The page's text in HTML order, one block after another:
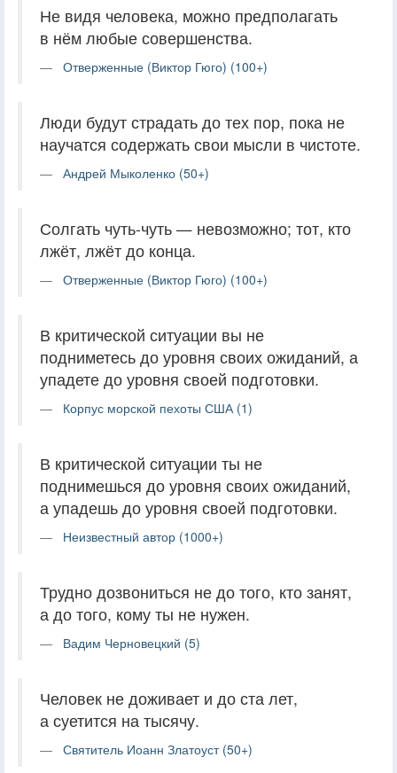
Не видя человека, можно предполагать
в нём любые совершенства.
Отверженные (Виктор Гюго) (100+)
Люди будут страдать до тех пор, пока не
научатся содержать свои мысли в чистоте.
Андрей Мыколенко (50+)
Солгать чуть-чуть — невозможно; тот, кто
лжёт, лжёт до конца.
Отверженные (Виктор Гюго) (100+)
В критической ситуации вы не
подниметесь до уровня своих ожиданий, а
упадете до уровня своей подготовки.
Корпус морской пехоты США (1)
В критической ситуации ты не
поднимешься до уровня своих ожиданий,
а упадешь до уровня своей подготовки.
Неизвестный автор (1000+)
Трудно дозвониться не до того, кто занят,
а до того, кому ты не нужен.
Вадим Черновецкий (5)
Человек не доживает и до ста лет,
а суетится на тысячу.
Святитель Иоанн Златоуст (50+)